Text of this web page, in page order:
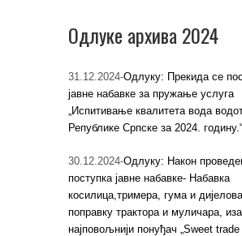
Одлуке архива 2024
31.12.2024-Одлуку: Прекида се
јавне набавке за пружање услуга
„Испитивање квалитета вода
Републике Српске за 2024. годину.“
30.12.2024-Одлуку: Након
поступка јавне набавке- Набавка
косилица,тримера, гума и
поправку трактора и муличара,
најповољнији понуђач „Sweet trade